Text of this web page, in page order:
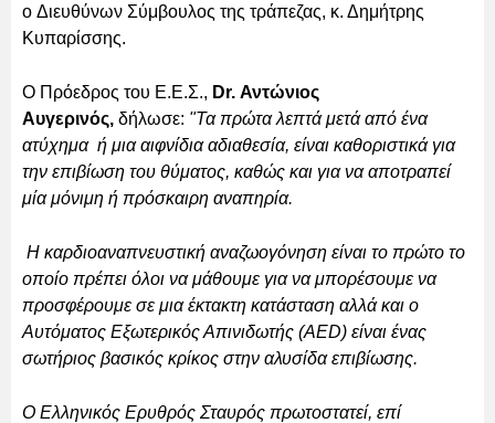
ο Διευθύνων Σύμβουλος της τράπεζας, κ. Δημήτρης
Κυπαρίσσης.
O Πρόεδρος του Ε.Ε.Σ., Dr. Αντώνιος
Αυγερινός, δήλωσε: "Τα πρώτα λεπτά μετά από ένα
ατύχημα ή μια αιφνίδια αδιαθεσία, είναι καθοριστικά για
την επιβίωση του θύματος, καθώς και για να αποτραπεί
μία μόνιμη ή πρόσκαιρη αναπηρία.
Η καρδιοαναπνευστική αναζωογόνηση είναι το πρώτο το
οποίο πρέπει όλοι να μάθουμε για να μπορέσουμε να
προσφέρουμε σε μια έκτακτη κατάσταση αλλά και ο
Αυτόματος Εξωτερικός Απινιδωτής (ΑED) είναι ένας
σωτήριος βασικός κρίκος στην αλυσίδα επιβίωσης.
Ο Ελληνικός Ερυθρός Σταυρός πρωτοστατεί, επί